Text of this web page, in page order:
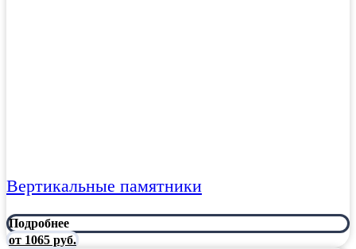
Вертикальные памятники
Подробнее
от 1065 руб.